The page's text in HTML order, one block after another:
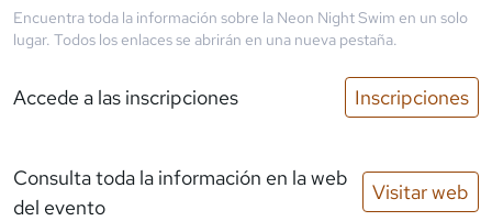
Encuentra toda la información sobre la Neon Night Swim en un solo
lugar. Todos los enlaces se abrirán en una nueva pestaña.
Accede a las inscripciones Inscripciones
Consulta toda la información en la web
del evento
Visitar web